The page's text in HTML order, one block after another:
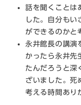
話を聞くことは
した。自分もい
ができるのかと
永井館長の講演
かったら永井先
たんだろうと深
ざいました。死
考える時間あり